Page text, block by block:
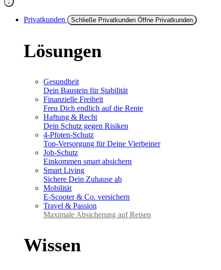
Privatkunden Schließe Privatkunden Öffne Privatkunden
Lösungen
Gesundheit
Dein Baustein für Stabilität
Finanzielle Freiheit
Freu Dich endlich auf die Rente
Haftung & Recht
Dein Schutz gegen Risiken
4-Pfoten-Schutz
Top-Versorgung für Deine Vierbeiner
Job-Schutz
Einkommen smart absichern
Smart Living
Sichere Dein Zuhause ab
Mobilität
E-Scooter & Co. versichern
Travel & Passion
Maximale Absicherung auf Reisen
Wissen